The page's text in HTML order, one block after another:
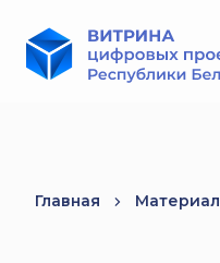
Главная